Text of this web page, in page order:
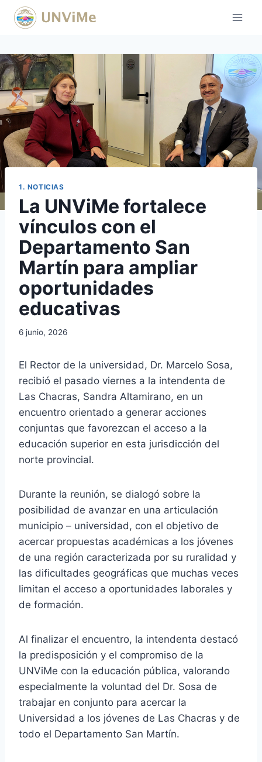
Saltar
1. NOTICIAS
La UNViMe fortalece
vínculos con el
Departamento San
Martín para ampliar
oportunidades
educativas
6 junio, 2026
El Rector de la universidad, Dr. Marcelo Sosa,
recibió el pasado viernes a la intendenta de
Las Chacras, Sandra Altamirano, en un
encuentro orientado a generar acciones
conjuntas que favorezcan el acceso a la
educación superior en esta jurisdicción del
norte provincial.
Durante la reunión, se dialogó sobre la
posibilidad de avanzar en una articulación
municipio – universidad, con el objetivo de
acercar propuestas académicas a los jóvenes
de una región caracterizada por su ruralidad y
las dificultades geográficas que muchas veces
limitan el acceso a oportunidades laborales y
de formación.
Al finalizar el encuentro, la intendenta destacó
la predisposición y el compromiso de la
UNViMe con la educación pública, valorando
especialmente la voluntad del Dr. Sosa de
trabajar en conjunto para acercar la
Universidad a los jóvenes de Las Chacras y de
todo el Departamento San Martín.